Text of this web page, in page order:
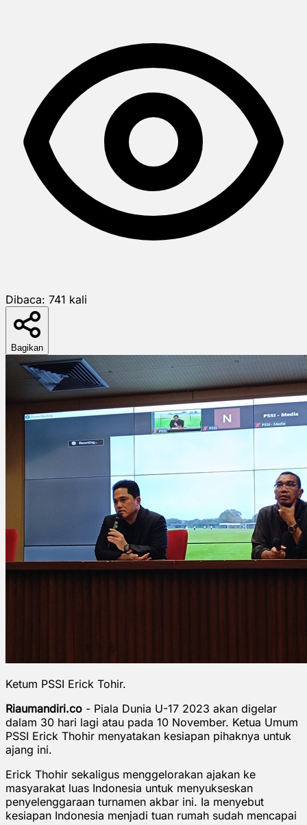
Dibaca: 741 kali
Bagikan
Ketum PSSI Erick Tohir.
Riaumandiri.co - Piala Dunia U-17 2023 akan digelar
dalam 30 hari lagi atau pada 10 November. Ketua Umum
PSSI Erick Thohir menyatakan kesiapan pihaknya untuk
ajang ini.
Erick Thohir sekaligus menggelorakan ajakan ke
masyarakat luas Indonesia untuk menyukseskan
penyelenggaraan turnamen akbar ini. Ia menyebut
kesiapan Indonesia menjadi tuan rumah sudah mencapai